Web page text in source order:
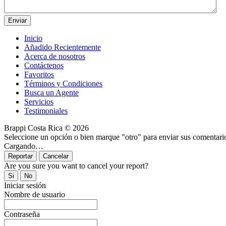
Inicio
Añadido Recientemente
Acerca de nosotros
Contáctenos
Favoritos
Términos y Condiciones
Busca un Agente
Servicios
Testimoniales
Brappi Costa Rica © 2026
Seleccione un opción o bien marque "otro" para enviar sus
Cargando…
Are you sure you want to cancel your report?
Iniciar sesión
Nombre de usuario
Contraseña